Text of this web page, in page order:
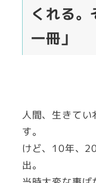
くれる。
一冊」
人間、生きてい
す。
けど、10年、
出。